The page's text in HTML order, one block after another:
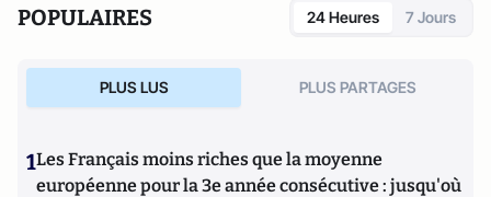
POPULAIRES 24 Heures 7 Jours
PLUS LUS PLUS PARTAGES
1Les Français moins riches que la moyenne
européenne pour la 3e année consécutive : jusqu'où